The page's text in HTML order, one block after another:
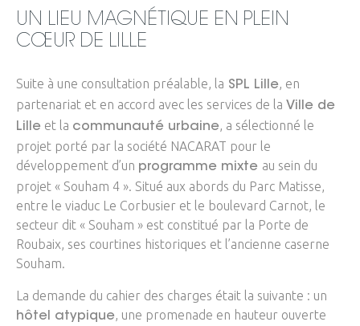
UN LIEU MAGNÉTIQUE EN PLEIN
CŒUR DE LILLE
Suite à une consultation préalable, la SPL Lille, en
partenariat et en accord avec les services de la Ville de
Lille et la communauté urbaine, a sélectionné le
projet porté par la société NACARAT pour le
développement d’un programme mixte au sein du
projet « Souham 4 ». Situé aux abords du Parc Matisse,
entre le viaduc Le Corbusier et le boulevard Carnot, le
secteur dit « Souham » est constitué par la Porte de
Roubaix, ses courtines historiques et l’ancienne caserne
Souham.
La demande du cahier des charges était la suivante : un
hôtel atypique, une promenade en hauteur ouverte